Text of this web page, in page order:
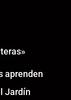
aprenden
Jardín